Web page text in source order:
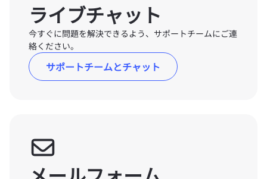
ライブチャット
今すぐに問題を解決できるよう、サポートチームにご連
絡ください。
サポートチームとチャット